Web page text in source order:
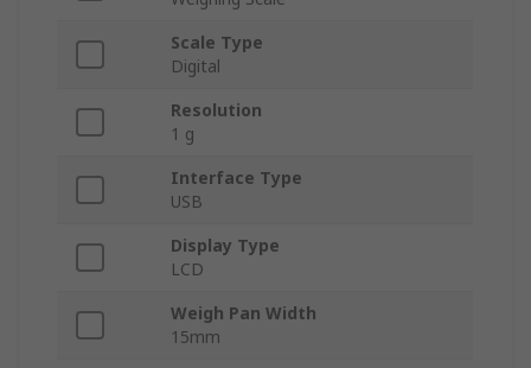
Scale Type
Digital
Resolution
1 g
Interface Type
USB
Display Type
LCD
Weigh Pan Width
15mm